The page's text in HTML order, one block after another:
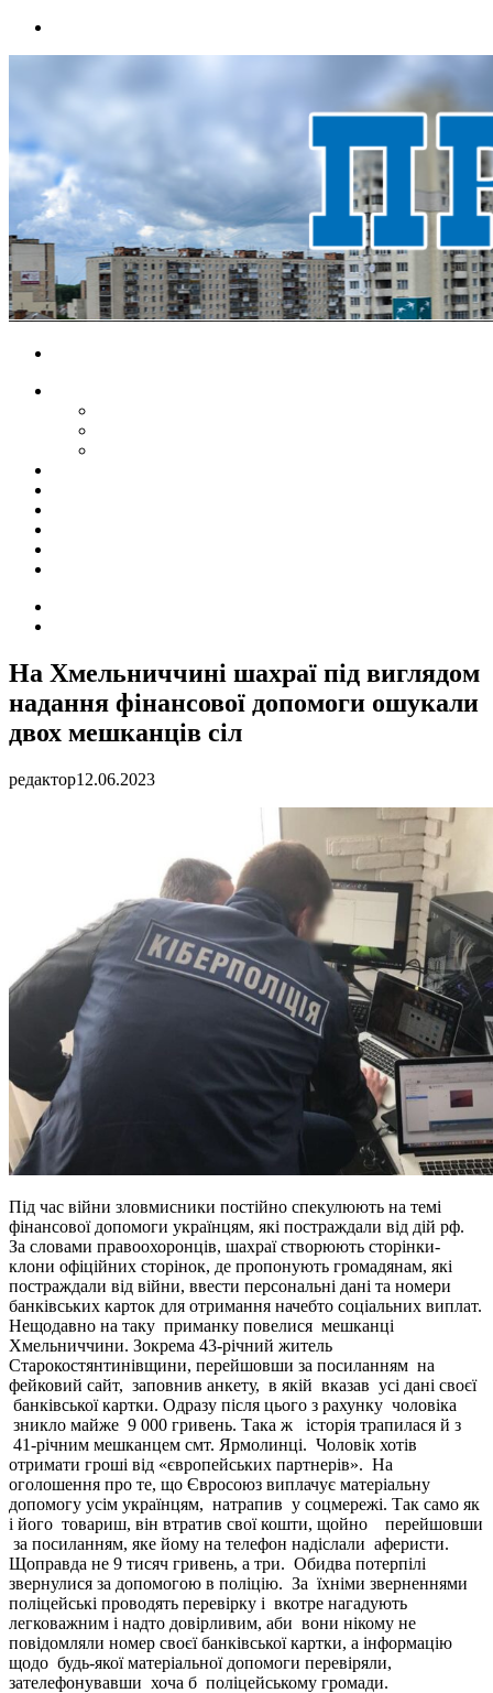
На Хмельниччині шахраї під виглядом
надання фінансової допомоги ошукали
двох мешканців сіл
редактор12.06.2023
Під час війни зловмисники постійно спекулюють на темі
фінансової допомоги українцям, які постраждали від дій рф.
За словами правоохоронців, шахраї створюють сторінки-
клони офіційних сторінок, де пропонують громадянам, які
постраждали від війни, ввести персональні дані та номери
банківських карток для отримання начебто соціальних виплат.
Нещодавно на таку приманку повелися мешканці
Хмельниччини. Зокрема 43-річний житель
Старокостянтинівщини, перейшовши за посиланням на
фейковий сайт, заповнив анкету, в якій вказав усі дані своєї
банківської картки. Одразу після цього з рахунку чоловіка
зникло майже 9 000 гривень. Така ж історія трапилася й з
41-річним мешканцем смт. Ярмолинці. Чоловік хотів
отримати гроші від «європейських партнерів». На
оголошення про те, що Євросоюз виплачує матеріальну
допомогу усім українцям, натрапив у соцмережі. Так само як
і його товариш, він втратив свої кошти, щойно перейшовши
за посиланням, яке йому на телефон надіслали аферисти.
Щоправда не 9 тисяч гривень, а три. Обидва потерпілі
звернулися за допомогою в поліцію. За їхніми зверненнями
поліцейські проводять перевірку і вкотре нагадують
легковажним і надто довірливим, аби вони нікому не
повідомляли номер своєї банківської картки, а інформацію
щодо будь-якої матеріальної допомоги перевіряли,
зателефонувавши хоча б поліцейському громади.